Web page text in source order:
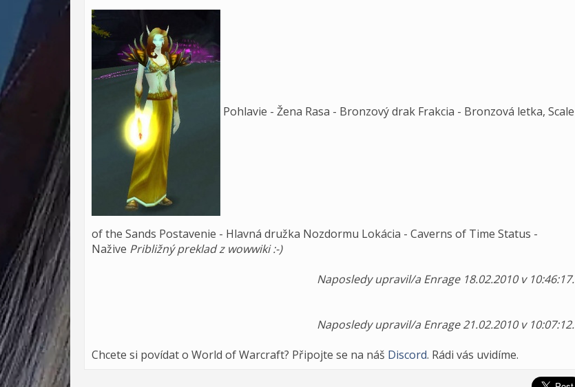
Pohlavie - Žena Rasa - Bronzový drak Frakcia - Bronzová letka, Scale
of the Sands Postavenie - Hlavná družka Nozdormu Lokácia - Caverns of Time Status -
Nažive Približný preklad z wowwiki :-)
Naposledy upravil/a Enrage 18.02.2010 v 10:46:17.
Naposledy upravil/a Enrage 21.02.2010 v 10:07:12.
Chcete si povídat o World of Warcraft? Připojte se na náš Discord. Rádi vás uvidíme.